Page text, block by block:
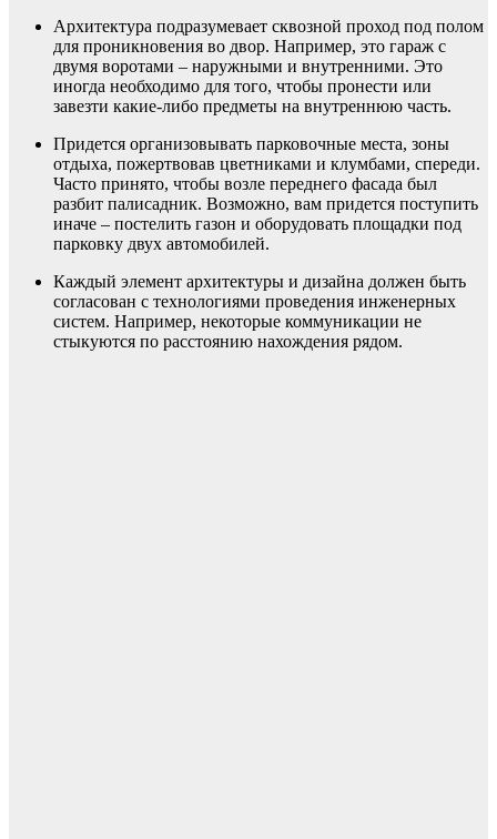
Архитектура подразумевает сквозной проход под полом
для проникновения во двор. Например, это гараж с
двумя воротами – наружными и внутренними. Это
иногда необходимо для того, чтобы пронести или
завезти какие-либо предметы на внутреннюю часть.
Придется организовывать парковочные места, зоны
отдыха, пожертвовав цветниками и клумбами, спереди.
Часто принято, чтобы возле переднего фасада был
разбит палисадник. Возможно, вам придется поступить
иначе – постелить газон и оборудовать площадки под
парковку двух автомобилей.
Каждый элемент архитектуры и дизайна должен быть
согласован с технологиями проведения инженерных
систем. Например, некоторые коммуникации не
стыкуются по расстоянию нахождения рядом.